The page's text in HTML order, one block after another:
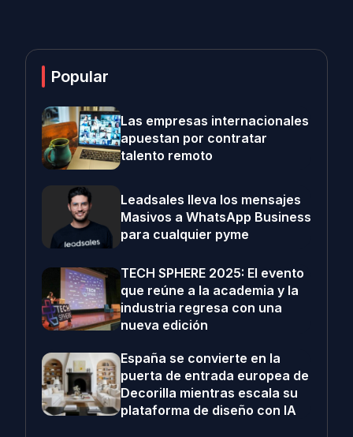
Popular
Las empresas internacionales
apuestan por contratar
talento remoto
Leadsales lleva los mensajes
Masivos a WhatsApp Business
para cualquier pyme
TECH SPHERE 2025: El evento
que reúne a la academia y la
industria regresa con una
nueva edición
España se convierte en la
puerta de entrada europea de
Decorilla mientras escala su
plataforma de diseño con IA